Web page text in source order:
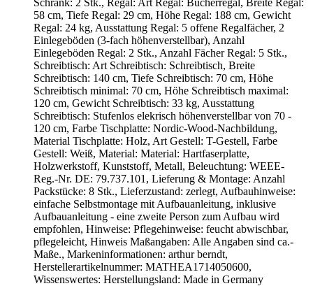
58 cm, Tiefe Regal: 29 cm, Höhe Regal: 188 cm, Gewicht
Regal: 24 kg, Ausstattung Regal: 5 offene Regalfächer, 2
Einlegeböden (3-fach höhenverstellbar), Anzahl
Einlegeböden Regal: 2 Stk., Anzahl Fächer Regal: 5 Stk.,
Schreibtisch: Art Schreibtisch: Schreibtisch, Breite
Schreibtisch: 140 cm, Tiefe Schreibtisch: 70 cm, Höhe
Schreibtisch minimal: 70 cm, Höhe Schreibtisch maximal:
120 cm, Gewicht Schreibtisch: 33 kg, Ausstattung
Schreibtisch: Stufenlos elekrisch höhenverstellbar von 70 -
120 cm, Farbe Tischplatte: Nordic-Wood-Nachbildung,
Material Tischplatte: Holz, Art Gestell: T-Gestell, Farbe
Gestell: Weiß, Material: Material: Hartfaserplatte,
Holzwerkstoff, Kunststoff, Metall, Beleuchtung: WEEE-
Reg.-Nr. DE: 79.737.101, Lieferung & Montage: Anzahl
Packstücke: 8 Stk., Lieferzustand: zerlegt, Aufbauhinweise:
einfache Selbstmontage mit Aufbauanleitung, inklusive
Aufbauanleitung - eine zweite Person zum Aufbau wird
empfohlen, Hinweise: Pflegehinweise: feucht abwischbar,
pflegeleicht, Hinweis Maßangaben: Alle Angaben sind ca.-
Maße., Markeninformationen: arthur berndt,
Herstellerartikelnummer: MATHEA1714050600,
Wissenswertes: Herstellungsland: Made in Germany